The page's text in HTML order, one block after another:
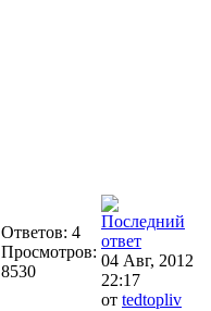
Ответов: 4
Просмотров:
8530
04 Авг, 2012
22:17
от tedtopliv